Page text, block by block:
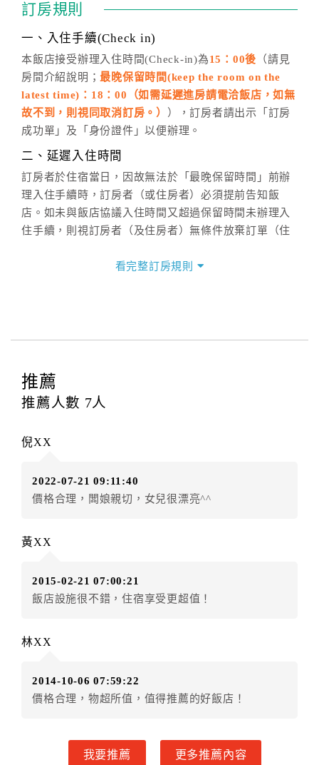
話方式異動訂單。
※非客服時間之申辦異動，皆為次日計算及辦理。
五、客服時間
週一至週日，上午9:00～晚上6:00
六、聯絡方式
週一至週日： 客服聯絡單 、LINE@ 、電話：
訂房規則
一、入住手續(Check in)
本飯店接受辦理入住時間(Check-in)為15：00後 （請見
房間介紹說明；最晚保留時間(keep the room on the
latest time)：18：00（如需延遲進房請電洽飯店，如無
故不到，則視同取消訂房。）
），訂房者請出示「訂房
成功單」及「身份證件」以便辦理。
二、延遲入住時間
訂房者於住宿當日，因故無法於「最晚保留時間」前辦
理入住手續時，訂房者（或住房者）必須提前告知飯
店。如未與飯店協議入住時間又超過保留時間未辦理入
住手續，則視訂房者（及住房者）無條件放棄訂單（住
三、退房手續(Check out)
訂房者應於
提出申辦不得異動訂單。
每筆訂單異動限定
訂單異動後，訂單費用總計大於原訂單費用總計時，訂
訂單異動後，訂單費用總計小於原訂單費用總計時，訂
房者不得要求退其差額。（限原訂飯店）
．訂房者因故辦理訂單異動，本飯店可接受
（提出申辦日為保留起算日）
．訂房者使用「保留住宿金額」時，請注意！為避免飯
件放棄訂單（住宿權益）。 （限原訂飯店使用）
．訂單異動後，訂單費用總計大於原訂單費用總計時，
訂房者不得要求退其差額。限原訂飯店
看完整訂房規則
推薦
推薦人數 7人
倪XX
2022-07-21 09:11:40
價格合理，闆娘親切，女兒很漂亮^^
黃XX
2015-02-21 07:00:21
飯店設施很不錯，住宿享受更超值！
林XX
2014-10-06 07:59:22
價格合理，物超所值，值得推薦的好飯店！
我要推薦 更多推薦內容